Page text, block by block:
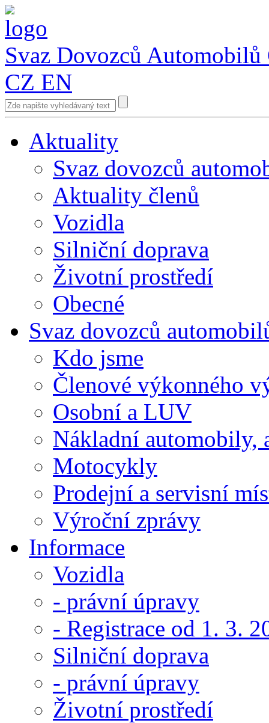
Svaz Dovozců Automobilů
CZ EN
Aktuality
Svaz dovozců
Aktuality členů
Vozidla
Silniční doprava
Životní prostředí
Obecné
Svaz dovozců
Kdo jsme
Členové výkonného
Osobní a LUV
Nákladní automobily,
Motocykly
Prodejní a servisní
Výroční zprávy
Informace
Vozidla
- právní úpravy
- Registrace od 1. 3.
Silniční doprava
- právní úpravy
Životní prostředí